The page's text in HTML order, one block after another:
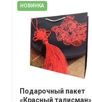
НОВИНКА
Подарочный пакет
«Красный талисман»